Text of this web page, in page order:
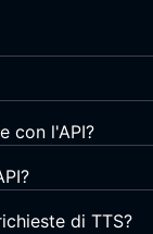
con l'API?
di TTS?